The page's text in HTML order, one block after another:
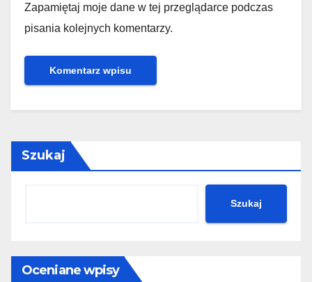
Zapamiętaj moje dane w tej przeglądarce podczas
pisania kolejnych komentarzy.
Szukaj
Szukaj
Oceniane wpisy